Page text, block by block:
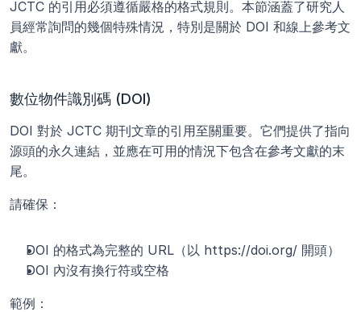
JCTC 的引用必須遵循嚴格的格式規則。本節涵蓋了研究人
員經常詢問的幾個特殊情況，特別是關於 DOI 和線上參考文
獻。
數位物件識別碼 (DOI)
DOI 對於 JCTC 期刊文章的引用至關重要。它們提供了指向
源頭的永久連結，並應在可用的情況下包含在參考文獻的末
尾。
請確保：
DOI 的格式為完整的 URL（以 https://doi.org/ 開頭）
DOI 內沒有換行符或空格
範例：